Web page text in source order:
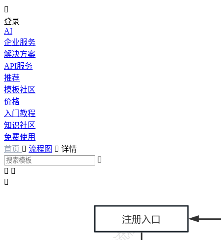

登录
AI
企业服务
解决方案
API服务
推荐
模板社区
价格
入门教程
知识社区
免费使用
首页  流程图  详情

 
